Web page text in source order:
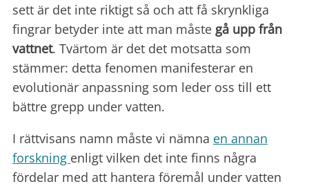
sett är det inte riktigt så och att få skrynkliga
fingrar betyder inte att man måste gå upp från
vattnet. Tvärtom är det det motsatta som
stämmer: detta fenomen manifesterar en
evolutionär anpassning som leder oss till ett
bättre grepp under vatten.
I rättvisans namn måste vi nämna en annan
forskning enligt vilken det inte finns några
fördelar med att hantera föremål under vatten